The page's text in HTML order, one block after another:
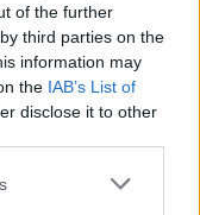
of the further
third parties on the
information may
the IAB’s List of
disclose it to other
or more Google